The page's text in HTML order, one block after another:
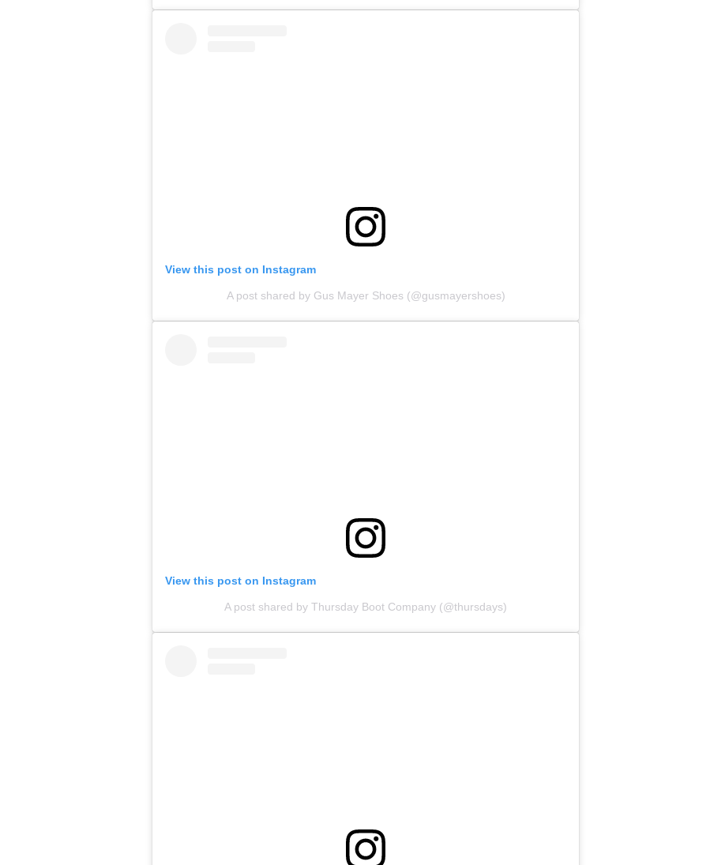
View this post on Instagram
A post shared by Gus Mayer Shoes (@gusmayershoes)
View this post on Instagram
A post shared by Thursday Boot Company (@thursdays)